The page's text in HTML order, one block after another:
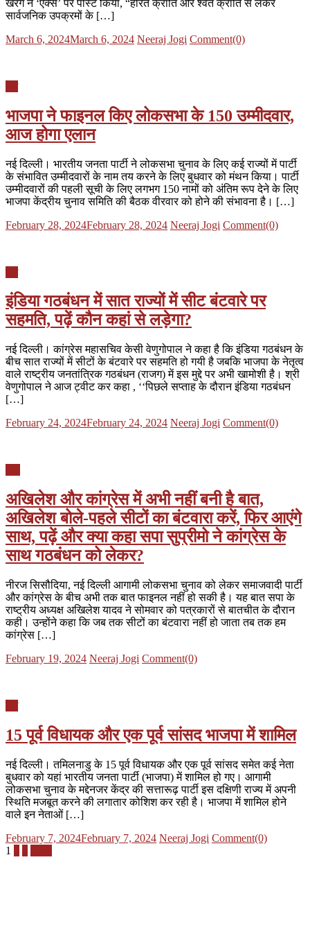
खरगे ने ‘एक्स’ पर पोस्ट किया, “हरित क्रांति और श्वेत क्रांति से लेकर
सार्वजनिक उपक्रमों के […]
Posted
March 6, 2024March 6, 2024 Author
Neeraj Jogi Comment(0)
भाजपा ने फाइनल किए लोकसभा के 150 उम्मीदवार,
आज होगा एलान
नई दिल्ली। भारतीय जनता पार्टी ने लोकसभा चुनाव के लिए कई राज्यों में पार्टी
के संभावित उम्मीदवारों के नाम तय करने के लिए बुधवार को मंथन किया। पार्टी
उम्मीदवारों की पहली सूची के लिए लगभग 150 नामों को अंतिम रूप देने के लिए
भाजपा केंद्रीय चुनाव समिति की बैठक वीरवार को होने की संभावना है। […]
Posted
February 28, 2024February 28, 2024 Author
Neeraj Jogi Comment(0)
इंडिया गठबंधन में सात राज्यों में सीट बंटवारे पर
सहमति, पढ़ें कौन कहां से लड़ेगा?
नई दिल्ली। कांग्रेस महासचिव केसी वेणुगोपाल ने कहा है कि इंडिया गठबंधन के
बीच सात राज्यों में सीटों के बंटवारे पर सहमति हो गयी है जबकि भाजपा के नेतृत्व
वाले राष्ट्रीय जनतांत्रिक गठबंधन (राजग) में इस मुद्दे पर अभी खामोशी है। श्री
वेणुगोपाल ने आज ट्वीट कर कहा , ‘‘पिछले सप्ताह के दौरान इंडिया गठबंधन
[…]
Posted
February 24, 2024February 24, 2024 Author
Neeraj Jogi Comment(0)
अखिलेश और कांग्रेस में अभी नहीं बनी है बात,
अखिलेश बोले-पहले सीटों का बंटवारा करें, फिर आएंगे
साथ, पढ़ें और क्या कहा सपा सुप्रीमो ने कांग्रेस के
साथ गठबंधन को लेकर?
नीरज सिसौदिया, नई दिल्ली आगामी लोकसभा चुनाव को लेकर समाजवादी पार्टी
और कांग्रेस के बीच अभी तक बात फाइनल नहीं हो सकी है। यह बात सपा के
राष्ट्रीय अध्यक्ष अखिलेश यादव ने सोमवार को पत्रकारों से बातचीत के दौरान
कही। उन्होंने कहा कि जब तक सीटों का बंटवारा नहीं हो जाता तब तक हम
कांग्रेस […]
Posted
February 19, 2024 Author
Neeraj Jogi Comment(0)
15 पूर्व विधायक और एक पूर्व सांसद भाजपा में शामिल
नई दिल्ली। तमिलनाडु के 15 पूर्व विधायक और एक पूर्व सांसद समेत कई नेता
बुधवार को यहां भारतीय जनता पार्टी (भाजपा) में शामिल हो गए। आगामी
लोकसभा चुनाव के मद्देनजर केंद्र की सत्तारूढ़ पार्टी इस दक्षिणी राज्य में अपनी
स्थिति मजबूत करने की लगातार कोशिश कर रही है। भाजपा में शामिल होने
वाले इन नेताओं […]
Posted
on
February 7, 2024February 7, 2024 Author
Neeraj Jogi Comment(0)
Posts
1